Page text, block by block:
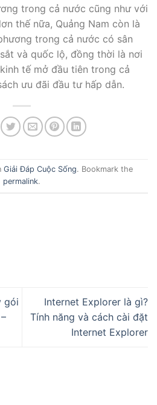
trong cả nước cũng như với
thế nữa, Quảng Nam còn là
trong cả nước có sân
và quốc lộ, đồng thời là nơi
tế mở đầu tiên trong cả
ưu đãi đầu tư hấp dẫn.
Giải Đáp Cuộc Sống. Bookmark the
permalink.
gói
Internet Explorer là gì?
Tính năng và cách cài đặt
Internet Explorer